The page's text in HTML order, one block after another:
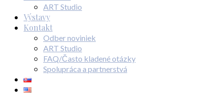
ART Studio
Výstavy
Kontakt
Odber noviniek
ART Studio
FAQ/Často kladené otázky
Spolupráca a partnerstvá